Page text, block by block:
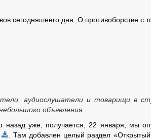
сегодняшнего дня. О противоборстве с
аудиослушатели и товарищи в
объявления.
уже, получается, 22 января, мы
. Там добавлен целый раздел